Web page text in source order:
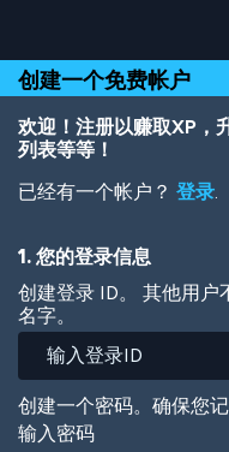
Top
of
Page
Navigation
Main
Content
Footer
到
主
要
内
容
创建一个免费帐户
欢迎！注册以赚取XP，
列表等等！
已经有一个帐户？ 登录.
1. 您的登录信息
创建登录 ID。 其他用户
名字。
创建一个密码。确保您记
输入密码